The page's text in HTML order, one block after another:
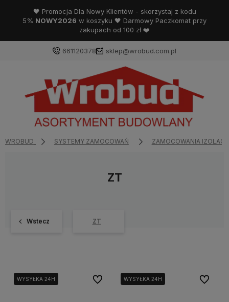
🖤 Promocja Dla Nowy Klientów - skorzystaj z kodu
5% NOWY2026 w koszyku 🖤 Darmowy Paczkomat przy
zakupach od 100 zł ❤️
661120378 sklep@wrobud.com.pl
WROBUD SYSTEMY ZAMOCOWAŃ ZAMOCOWANIA
ZT
Wstecz ZT
WYSYŁKA 24H Do ulubionychWYSYŁKA 24H Do